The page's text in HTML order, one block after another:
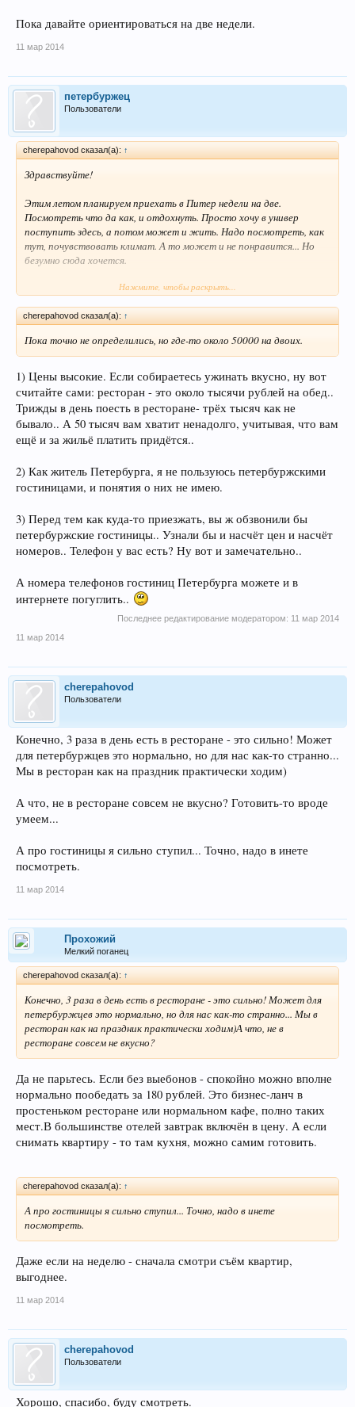
Пока давайте ориентироваться на две недели.
11 мар 2014
петербуржец
Пользователи
cherepahovod сказал(а): ↑
Здравствуйте!
Этим летом планируем приехать в Питер недели на две.
Посмотреть что да как, и отдохнуть. Просто хочу в универ
поступить здесь, а потом может и жить. Надо посмотреть, как
тут, почувствовать климат. А то может и не понравится... Но
безумно сюда хочется.
Сам я из Сургута. С метро я не знаком, и не понимаю пока, на какой
на поезде, а дальше что? Нужно договариваться еще у нас в
городе, или как? Стоит ли снимать квартиру? Или лучше
гостиница? А может хостел? (мы будем с бабушкой) Как цены?
В общаге говорят ужасно, т.ч. во время учебы буду жить в
хостеле или снимать комнату. Что лучше/выгоднее?
Про достопримечательности даже не спрашиваю, с этим гораздо
Надеюсь тапками не закидают, а то и так на чужом форуме
Нажмите, чтобы раскрыть...
cherepahovod сказал(а): ↑
Пока точно не определились, но где-то около 50000 на двоих.
1) Цены высокие. Если собираетесь ужинать вкусно, ну вот
считайте сами: ресторан - это около тысячи рублей на обед..
Трижды в день поесть в ресторане- трёх тысяч как не
бывало.. А 50 тысяч вам хватит ненадолго, учитывая, что вам
ещё и за жильё платить придётся..
2) Как житель Петербурга, я не пользуюсь петербуржскими
гостиницами, и понятия о них не имею.
3) Перед тем как куда-то приезжать, вы ж обзвонили бы
петербуржские гостиницы.. Узнали бы и насчёт цен и насчёт
номеров.. Телефон у вас есть? Ну вот и замечательно..
А номера телефонов гостиниц Петербурга можете и в
интернете погуглить..
Последнее редактирование модератором: 11 мар 2014
11 мар 2014
cherepahovod
Пользователи
Конечно, 3 раза в день есть в ресторане - это сильно! Может
для петербуржцев это нормально, но для нас как-то странно...
Мы в ресторан как на праздник практически ходим)
А что, не в ресторане совсем не вкусно? Готовить-то вроде
умеем...
А про гостиницы я сильно ступил... Точно, надо в инете
посмотреть.
11 мар 2014
Прохожий
Мелкий поганец
cherepahovod сказал(а): ↑
Конечно, 3 раза в день есть в ресторане - это сильно! Может для
петербуржцев это нормально, но для нас как-то странно... Мы в
ресторан как на праздник практически ходим)А что, не в
ресторане совсем не вкусно?
Да не парьтесь. Если без выебонов - спокойно можно вполне
нормально пообедать за 180 рублей. Это бизнес-ланч в
простеньком ресторане или нормальном кафе, полно таких
мест.В большинстве отелей завтрак включён в цену. А если
снимать квартиру - то там кухня, можно самим готовить.
cherepahovod сказал(а): ↑
А про гостиницы я сильно ступил... Точно, надо в инете
посмотреть.
Даже если на неделю - сначала смотри съём квартир,
выгоднее.
11 мар 2014
cherepahovod
Пользователи
Хорошо, спасибо, буду смотреть.